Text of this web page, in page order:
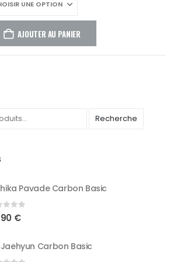
AJOUTER AU PANIER
Recherche
Pavade Carbon Basic
of 5
€
Carbon Basic